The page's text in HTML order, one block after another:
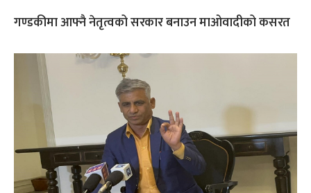
गण्डकीमा आफ्नै नेतृत्वको सरकार बनाउन माओवादीको कसरत